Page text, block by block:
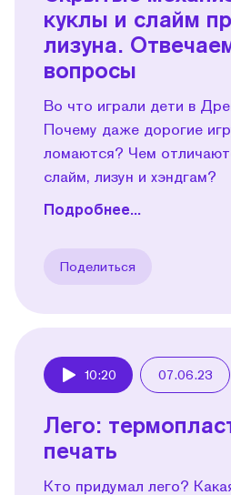
куклы и слайм
лизуна.
вопросы
Во что играли дети в
Почему даже дорогие
ломаются? Чем
слайм, лизун и хэндгам?
Подробнее...
Поделиться
10:20 07.06.23
Лего:
печать
Кто придумал лего?